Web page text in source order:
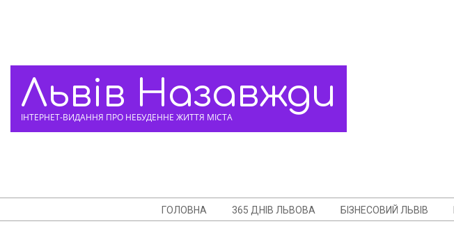
Львів Назавжди
ІНТЕРНЕТ-ВИДАННЯ ПРО НЕБУДЕННЕ ЖИТТЯ МІСТА
Menu
ГОЛОВНА 365 ДНІВ ЛЬВОВА БІЗНЕСОВИЙ ЛЬВІВ